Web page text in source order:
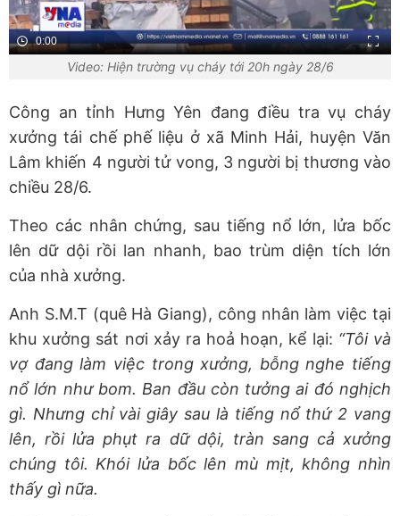
0:00
Video: Hiện trường vụ cháy tới 20h ngày 28/6
Công an tỉnh Hưng Yên đang điều tra vụ cháy
xưởng tái chế phế liệu ở xã Minh Hải, huyện Văn
Lâm khiến 4 người tử vong, 3 người bị thương vào
chiều 28/6.
Theo các nhân chứng, sau tiếng nổ lớn, lửa bốc
lên dữ dội rồi lan nhanh, bao trùm diện tích lớn
của nhà xưởng.
Anh S.M.T (quê Hà Giang), công nhân làm việc tại
khu xưởng sát nơi xảy ra hoả hoạn, kể lại: “Tôi và
vợ đang làm việc trong xưởng, bỗng nghe tiếng
nổ lớn như bom. Ban đầu còn tưởng ai đó nghịch
gì. Nhưng chỉ vài giây sau là tiếng nổ thứ 2 vang
lên, rồi lửa phụt ra dữ dội, tràn sang cả xưởng
chúng tôi. Khói lửa bốc lên mù mịt, không nhìn
thấy gì nữa.